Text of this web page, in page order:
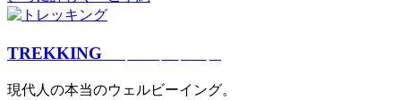
TREKKING
現代⼈の本当のウェルビーイング。